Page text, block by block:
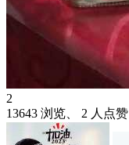
2
13643 浏览、 2 人点赞